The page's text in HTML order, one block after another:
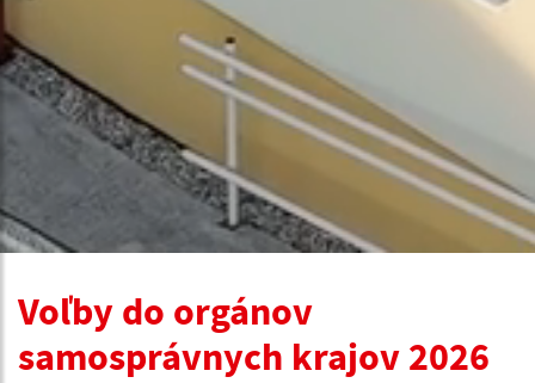
Voľby do orgánov
samosprávnych krajov 2026